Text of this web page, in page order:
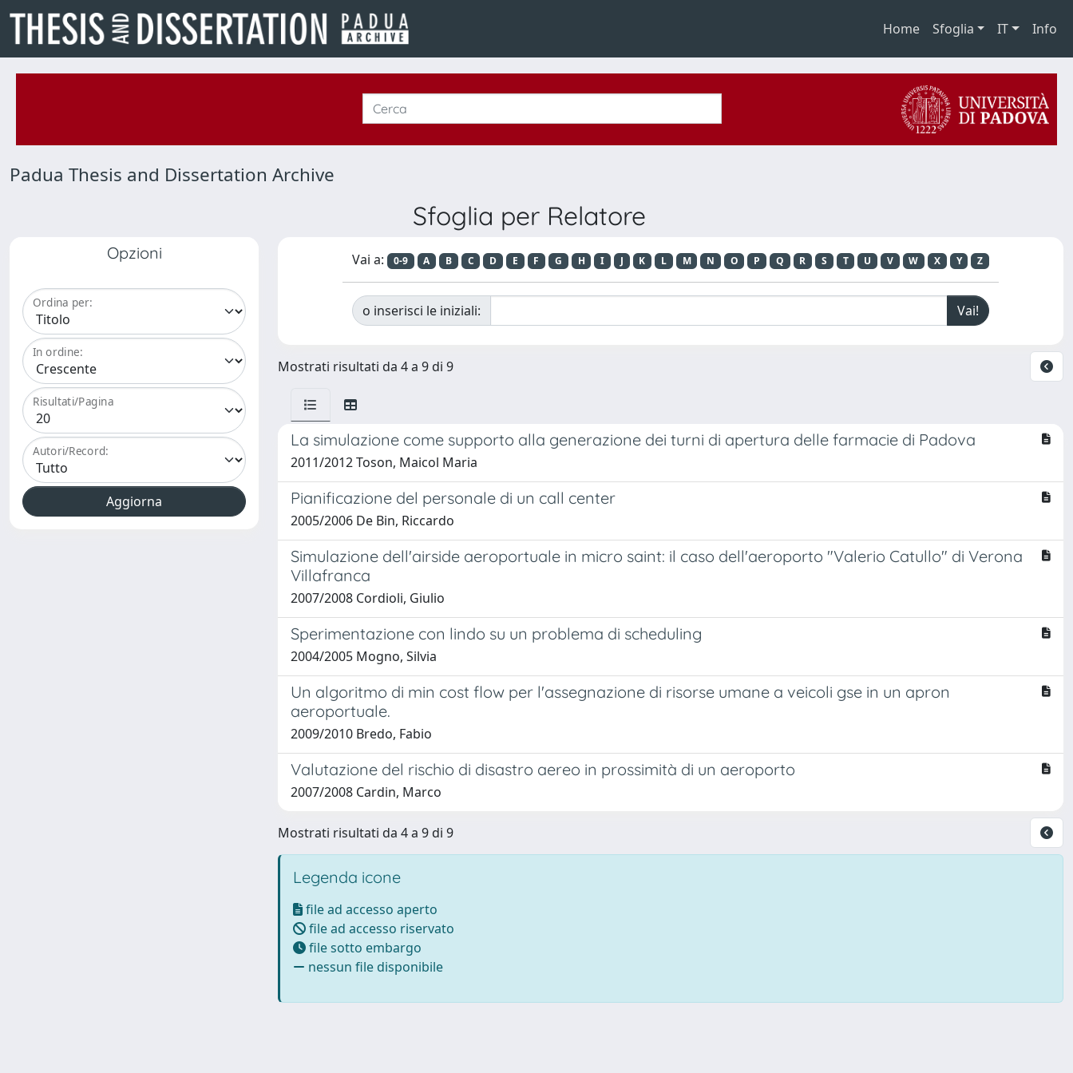
Home Sfoglia IT Info
Padua Thesis and Dissertation Archive
Sfoglia per Relatore
Opzioni
Ordina per:
In ordine:
Risultati/Pagina
Autori/Record:
Vai a: 0-9 A B C D E F G H I J K L M N O P Q R S T U V W X Y Z
o inserisci le iniziali:
Mostrati risultati da 4 a 9 di 9
La simulazione come supporto alla generazione dei turni di apertura delle farmacie di Padova
2011/2012 Toson, Maicol Maria
Pianificazione del personale di un call center
2005/2006 De Bin, Riccardo
Simulazione dell'airside aeroportuale in micro saint: il caso dell'aeroporto "Valerio Catullo" di Verona
Villafranca
2007/2008 Cordioli, Giulio
Sperimentazione con lindo su un problema di scheduling
2004/2005 Mogno, Silvia
Un algoritmo di min cost flow per l'assegnazione di risorse umane a veicoli gse in un apron
aeroportuale.
2009/2010 Bredo, Fabio
Valutazione del rischio di disastro aereo in prossimità di un aeroporto
2007/2008 Cardin, Marco
Mostrati risultati da 4 a 9 di 9
Legenda icone
file ad accesso aperto
file ad accesso riservato
file sotto embargo
nessun file disponibile